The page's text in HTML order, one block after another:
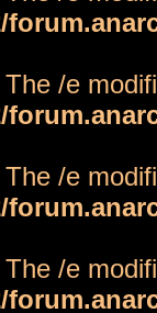
/e
/e
/e